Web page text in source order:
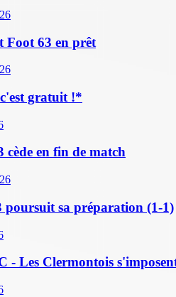
Foot 63 en prêt
gratuit !*
en fin de match
sa préparation (1-1)
Les Clermontois